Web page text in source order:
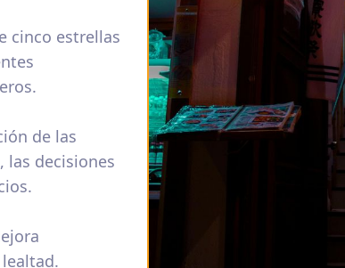
cinco estrellas
de las
las decisiones